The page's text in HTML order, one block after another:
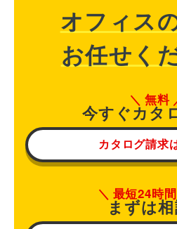
オフィス
お任せく
無料
今すぐカタ
カタログ請求
最短24時
まずは